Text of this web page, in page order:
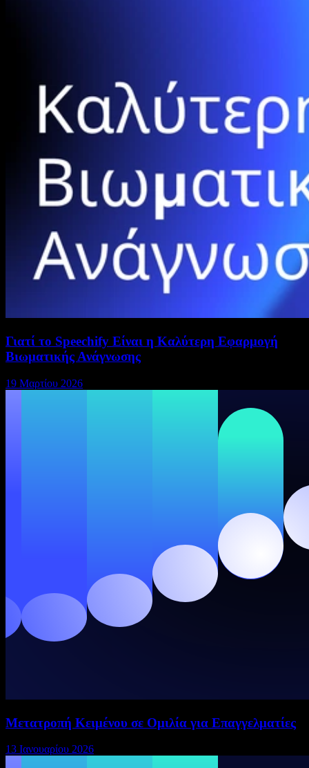
Γιατί το Speechify Είναι η Καλύτερη Εφαρμογή
Βιωματικής Ανάγνωσης
19 Μαρτίου 2026
Μετατροπή Κειμένου σε Ομιλία για Επαγγελματίες
13 Ιανουαρίου 2026